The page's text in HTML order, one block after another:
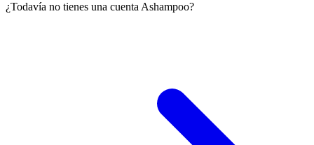
¿Todavía no tienes una cuenta Ashampoo?